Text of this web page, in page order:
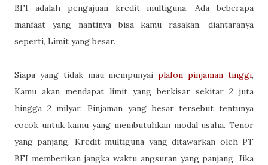
BFI adalah pengajuan kredit multiguna. Ada beberapa
manfaat yang nantinya bisa kamu rasakan, diantaranya
seperti, Limit yang besar.
Siapa yang tidak mau mempunyaiplafon pinjaman tinggi,
Kamu akan mendapat limit yang berkisar sekitar 2 juta
hingga 2 milyar. Pinjaman yang besar tersebut tentunya
cocok untuk kamu yang membutuhkan modal usaha. Tenor
yang panjang, Kredit multiguna yang ditawarkan oleh PT
BFI memberikan jangka waktu angsuran yang panjang. Jika